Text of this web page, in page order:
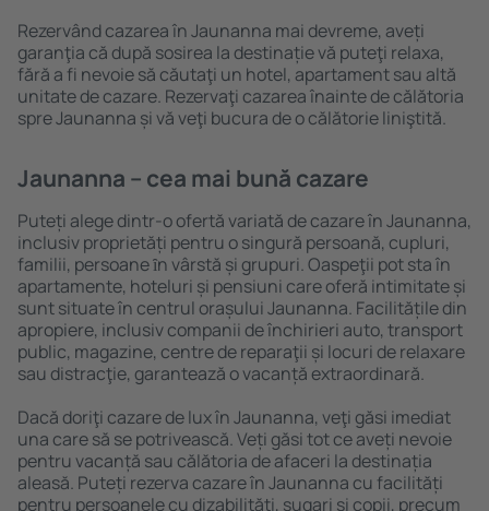
Rezervând cazarea în Jaunanna mai devreme, aveți
garanţia că după sosirea la destinație vă puteţi relaxa,
fără a fi nevoie să căutaţi un hotel, apartament sau altă
unitate de cazare. Rezervaţi cazarea înainte de călătoria
spre Jaunanna și vă veţi bucura de o călătorie liniştită.
Jaunanna – cea mai bună cazare
Puteți alege dintr-o ofertă variată de cazare în Jaunanna,
inclusiv proprietăți pentru o singură persoană, cupluri,
familii, persoane ȋn vârstă și grupuri. Oaspeţii pot sta în
apartamente, hoteluri și pensiuni care oferă intimitate și
sunt situate în centrul orașului Jaunanna. Facilitățile din
apropiere, inclusiv companii de închirieri auto, transport
public, magazine, centre de reparaţii și locuri de relaxare
sau distracţie, garantează o vacanță extraordinară.
Dacă doriţi cazare de lux în Jaunanna, veţi găsi imediat
una care să se potrivească. Veți găsi tot ce aveți nevoie
pentru vacanță sau călătoria de afaceri la destinația
aleasă. Puteți rezerva cazare în Jaunanna cu facilități
pentru persoanele cu dizabilități, sugari și copii, precum